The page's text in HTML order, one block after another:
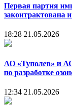
Первая партия
законтрактована
18:28 21.05.2026
АО «Туполев» и
по разработке
12:34 21.05.2026